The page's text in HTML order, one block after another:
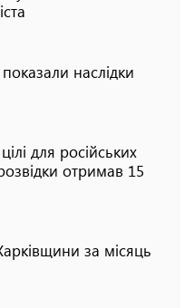
наслідки
для російських
отримав 15
за місяць